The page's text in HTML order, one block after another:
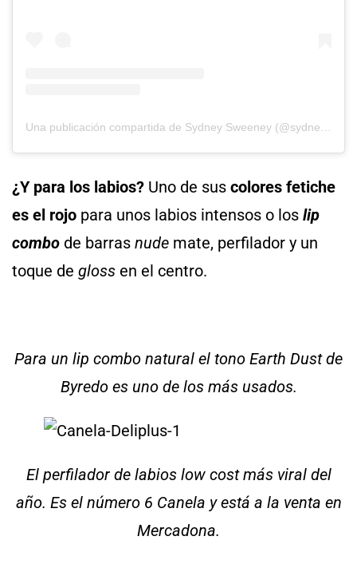
¿Y para los labios? Uno de sus colores fetiche
es el rojo para unos labios intensos o los lip
combo de barras nude mate, perfilador y un
toque de gloss en el centro.
Para un lip combo natural el tono Earth Dust de
Byredo es uno de los más usados.
El perfilador de labios low cost más viral del
año. Es el número 6 Canela y está a la venta en
Mercadona.